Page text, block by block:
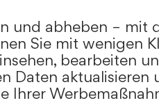
und abheben – mit
Sie mit wenigen
bearbeiten
Daten aktualisieren
Ihrer